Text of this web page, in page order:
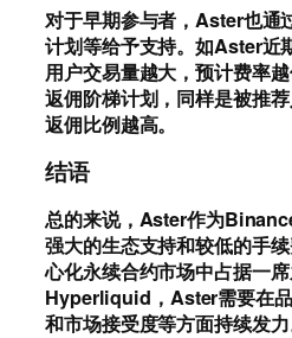
对于早期参与者，Aster也通
计划等给予支持。如Aster近
用户交易量越大，预计费率
返佣阶梯计划，同样是被推
返佣比例越高。
结语
总的来说，Aster作为
强大的生态支持和较低的手
心化永续合约市场中占据一
Hyperliquid，Aster需要在
和市场接受度等方面持续发力